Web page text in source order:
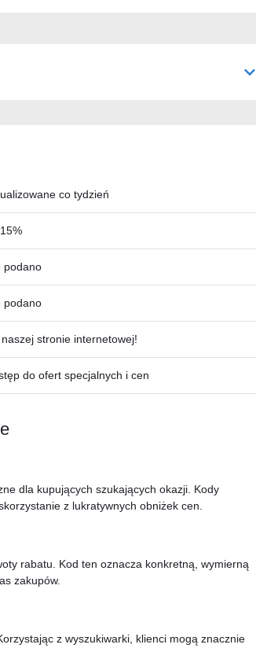
co tydzień
podano
podano
naszej stronie internetowej!
do ofert specjalnych i cen
dla kupujących szukających okazji. Kody
z lukratywnych obniżek cen.
rabatu. Kod ten oznacza konkretną, wymierną
zakupów.
z wyszukiwarki, klienci mogą znacznie